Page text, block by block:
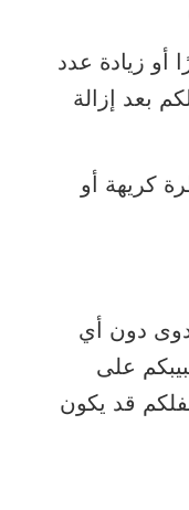
أو زيادة عدد
بعد إزالة
كريهة أو
دون أي
على
قد يكون